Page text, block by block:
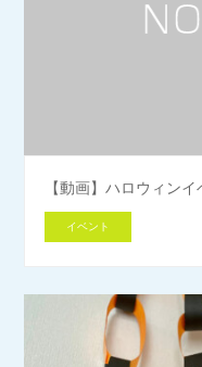
【動画】ハロウィン
イベント